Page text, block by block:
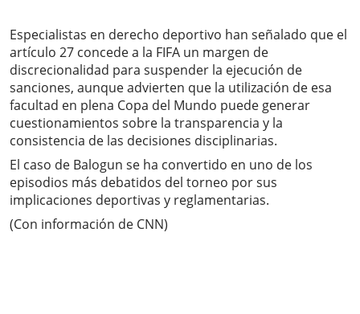
Especialistas en derecho deportivo han señalado que el
artículo 27 concede a la FIFA un margen de
discrecionalidad para suspender la ejecución de
sanciones, aunque advierten que la utilización de esa
facultad en plena Copa del Mundo puede generar
cuestionamientos sobre la transparencia y la
consistencia de las decisiones disciplinarias.
El caso de Balogun se ha convertido en uno de los
episodios más debatidos del torneo por sus
implicaciones deportivas y reglamentarias.
(Con información de CNN)